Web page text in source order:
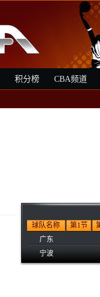
积分榜 CBA频道
球队名称 第1节
广东
宁波